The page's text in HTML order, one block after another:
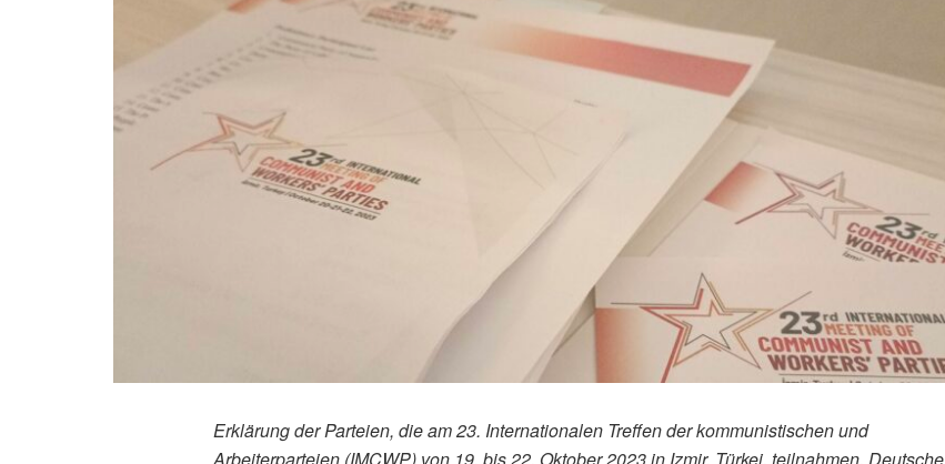
Erklärung der Parteien, die am 23. Internationalen Treffen der kommunistischen und
Arbeiterparteien (IMCWP) von 19. bis 22. Oktober 2023 in Izmir, Türkei, teilnahmen. Deutsche